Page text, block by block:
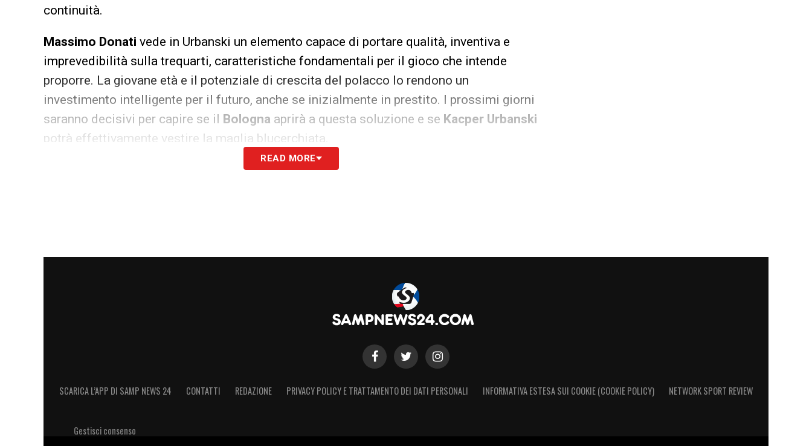
continuità.
Massimo Donati vede in Urbanski un elemento capace di portare qualità, inventiva e
imprevedibilità sulla trequarti, caratteristiche fondamentali per il gioco che intende
proporre. La giovane età e il potenziale di crescita del polacco lo rendono un
investimento intelligente per il futuro, anche se inizialmente in prestito. I prossimi giorni
saranno decisivi per capire se il Bologna aprirà a questa soluzione e se Kacper Urbanski
potrà effettivamente vestire la maglia blucerchiata.
READ MORE
SCARICA L’APP DI SAMP NEWS 24 CONTATTI REDAZIONE PRIVACY POLICY E TRATTAMENTO DEI DATI PERSONALI INFORMATIVA ESTESA SUI COOKIE (COOKIE POLICY) NETWORK SPORT REVIEW
Gestisci consenso